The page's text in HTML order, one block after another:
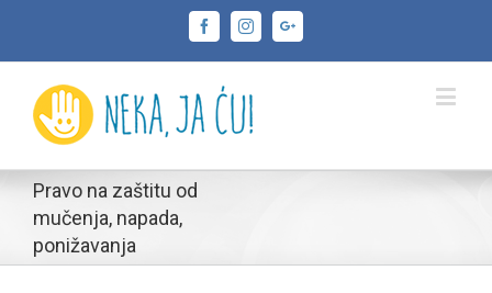
FacebookInstagramGoogle+
Pravo na zaštitu od
mučenja, napada,
ponižavanja